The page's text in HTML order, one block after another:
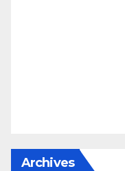
Archives